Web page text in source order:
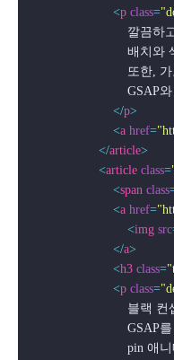
<p class=
</p>
<a href=
</article>
<article class=
<span class
<a href=
<img src
</a>
<h3 class=
<p class=